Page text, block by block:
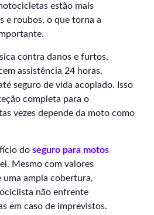
estão mais
e roubos, o que torna a
contra danos e furtos,
assistência 24 horas,
seguro de vida acoplado. Isso
completa para o
vezes depende da moto como
do seguro para motos
Mesmo com valores
uma ampla cobertura,
não enfrente
em caso de imprevistos.